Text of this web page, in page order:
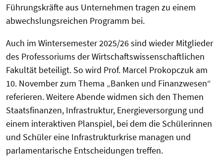
Führungskräfte aus Unternehmen tragen zu einem
abwechslungsreichen Programm bei.
Auch im Wintersemester 2025/26 sind wieder Mitglieder
des Professoriums der Wirtschaftswissenschaftlichen
Fakultät beteiligt. So wird Prof. Marcel Prokopczuk am
10. November zum Thema „Banken und Finanzwesen“
referieren. Weitere Abende widmen sich den Themen
Staatsfinanzen, Infrastruktur, Energieversorgung und
einem interaktiven Planspiel, bei dem die Schülerinnen
und Schüler eine Infrastrukturkrise managen und
parlamentarische Entscheidungen treffen.